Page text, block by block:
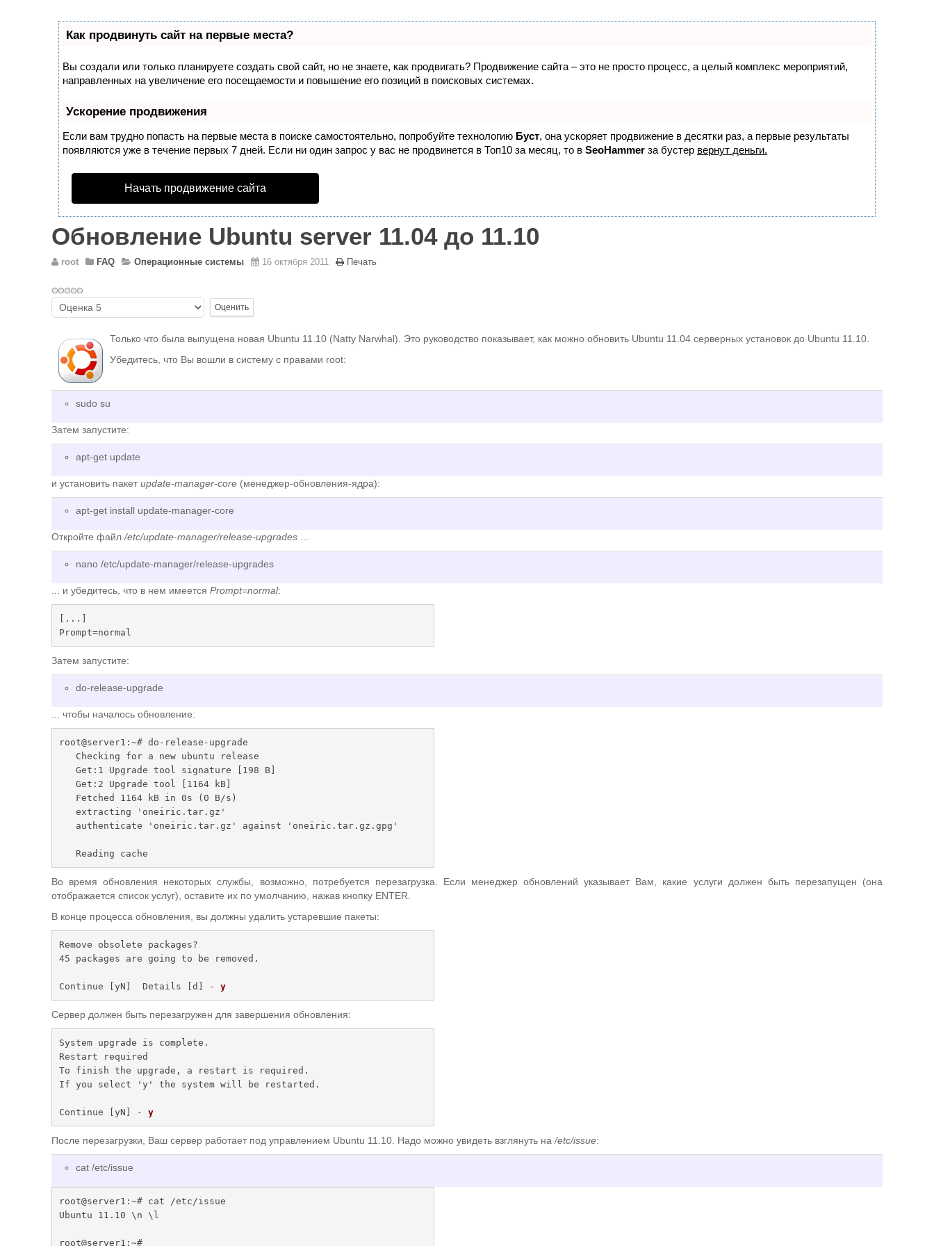
Как продвинуть сайт на первые места?
Вы создали или только планируете создать свой сайт, но не знаете, как продвигать? Продвижение сайта – это не просто процесс, а целый комплекс мероприятий,
направленных на увеличение его посещаемости и повышение его позиций в поисковых системах.
Ускорение продвижения
Если вам трудно попасть на первые места в поиске самостоятельно, попробуйте технологию Буст, она ускоряет продвижение в десятки раз, а первые результаты
появляются уже в течение первых 7 дней. Если ни один запрос у вас не продвинется в Топ10 за месяц, то в SeoHammer за бустер вернут деньги.
Начать продвижение сайта
Обновление Ubuntu server 11.04 до 11.10
root FAQ Операционные системы 16 октября 2011 Печать
Пожалуйста,
оцените
Только что была выпущена новая Ubuntu 11.10 (Natty Narwhal). Это руководство показывает, как можно обновить Ubuntu 11.04 серверных установок до Ubuntu 11.10.
Убедитесь, что Вы вошли в систему с правами root:
sudo su
Затем запустите:
apt-get update
и установить пакетupdate-manager-core (менеджер-обновления-ядра):
apt-get install update-manager-core
Откройте файл /etc/update-manager/release-upgrades
nano /etc/update-manager/release-upgrades
... и убедитесь, что в нем имеется Prompt=normal:
[...]
Prompt=normal
Затем запустите:
do-release-upgrade
... чтобы началось обновление:
root@server1:~# do-release-upgrade
   Checking package manager
nded
   to perform a upgrade over ssh currently because in case of fail
   is harder to recover.
   If you continue, an additional ssh daemon will be started at po
   '1022'.
   Do you want to continue?
   Continue [yN] -
y
   Starting additional sshd
   To make recovery in case of failure easier, an additional sshd
   be started on port '1022'. If anything goes wrong with the runn
ing
   ssh you can still connect to the additional one.
Confirm that you want to do the upgrade:
Во время обновления некоторых службы, возможно, потребуется перезагрузка. Если менеджер обновлений указывает Вам, какие услуги должен быть перезапущен (она
отображается список услуг), оставите их по умолчанию, нажав кнопку ENTER.
В конце процесса обновления, вы должны удалить устаревшие пакеты:
Remove obsolete packages?
45 packages are going to be removed.
Continue [yN]  Details [d] - y
Сервер должен быть перезагружен для завершения обновления:
System upgrade is complete.
Restart required
To finish the upgrade, a restart is required.
If you select 'y' the system will be restarted.
Continue [yN] - y
После перезагрузки, Ваш сервер работает под управлением Ubuntu 11.10. Надо можно увидеть взглянуть на /etc/issue:
cat /etc/issue
root@server1:~# cat /etc/issue
Ubuntu 11.10 \n \l
root@server1:~#